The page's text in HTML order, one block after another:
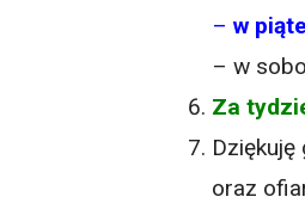
–w
– w
Za
oraz